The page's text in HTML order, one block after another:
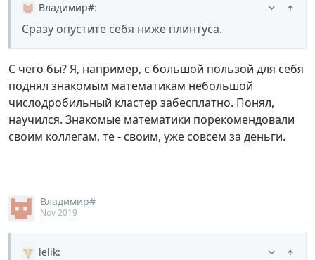
Владимир#:
Сразу опустите себя ниже плинтуса.
С чего бы? Я, например, с большой пользой для себя
поднял знакомым математикам небольшой
числодробильный кластер забесплатно. Понял,
научился. Знакомые математики порекомендовали
своим коллегам, те - своим, уже совсем за деньги.
Владимир#
Nov 2019
lelik: